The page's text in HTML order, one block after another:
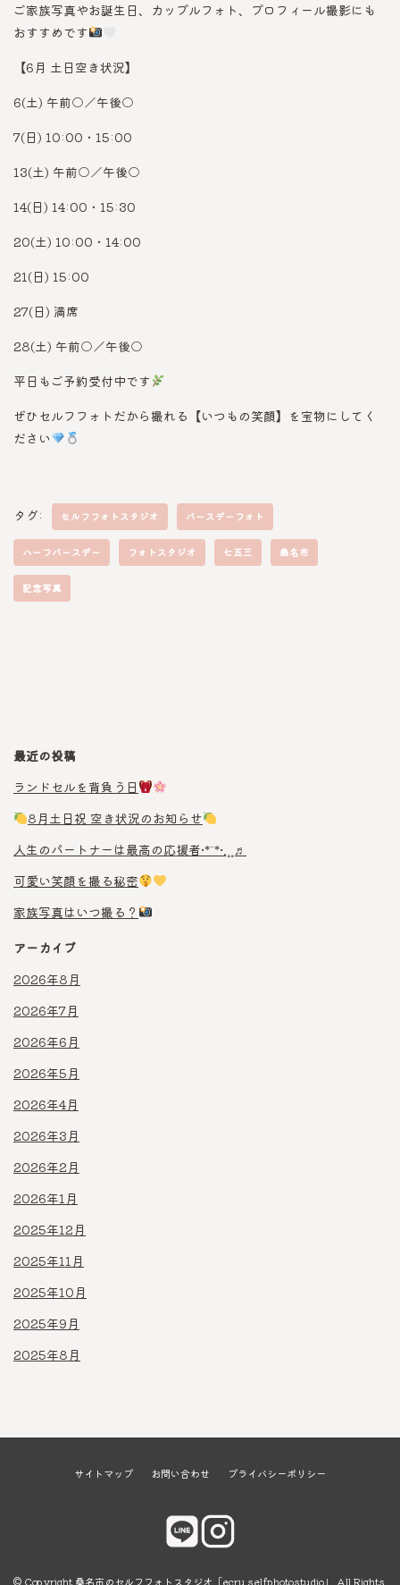
ご家族写真やお誕生日、カップルフォト、プロフィール撮影にも
おすすめです
【6月 土日空き状況】
6(土) 午前○／午後○
7(日) 10:00・15:00
13(土) 午前○／午後○
14(日) 14:00・15:30
20(土) 10:00・14:00
21(日) 15:00
27(日) 満席
28(土) 午前○／午後○
平日もご予約受付中です
ぜひセルフフォトだから撮れる【いつもの笑顔】を宝物にしてく
ださい
タグ: セルフフォトスタジオ バースデーフォト
ハーフバースデー フォトスタジオ 七五三 桑名市
記念写真
最近の投稿
ランドセルを背負う日
8月土日祝 空き状況のお知らせ
人生のパートナーは最高の応援者•*¨*•.¸¸♬︎
可愛い笑顔を撮る秘密
家族写真はいつ撮る？
アーカイブ
2026年8月
2026年7月
2026年6月
2026年5月
2026年4月
2026年3月
2026年2月
2026年1月
2025年12月
2025年11月
2025年10月
2025年9月
2025年8月
サイトマップ お問い合わせ プライバシーポリシー
© Copyright 桑名市のセルフフォトスタジオ「ecru selfphotostudio」 All Rights